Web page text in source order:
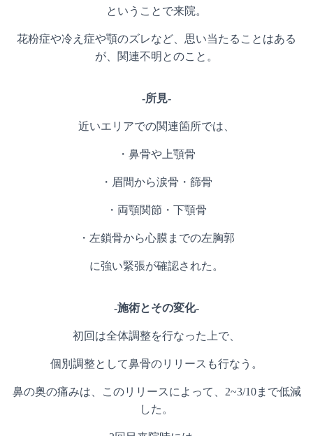
ということで来院。
花粉症や冷え症や顎のズレなど、思い当たることはある
が、関連不明とのこと。
-所見-
近いエリアでの関連箇所では、
・鼻骨や上顎骨
・眉間から涙骨・篩骨
・両顎関節・下顎骨
・左鎖骨から心膜までの左胸郭
に強い緊張が確認された。
-施術とその変化-
初回は全体調整を行なった上で、
個別調整として鼻骨のリリースも行なう。
鼻の奥の痛みは、このリリースによって、2~3/10まで低減
した。